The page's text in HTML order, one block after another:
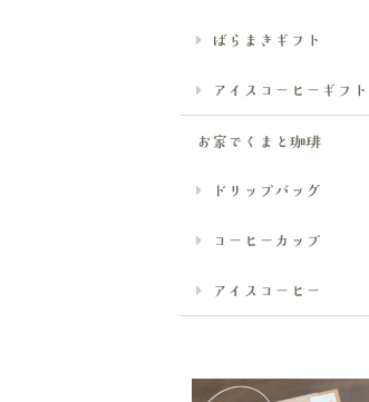
ばらまきギフト
アイスコーヒーギフト
お家でくまと珈琲
ドリップバッグ
コーヒーカップ
アイスコーヒー